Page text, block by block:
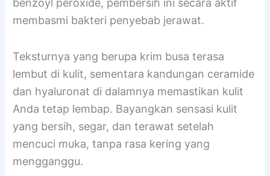
benzoyl peroxide, pembersih ini secara aktif
membasmi bakteri penyebab jerawat.
Teksturnya yang berupa krim busa terasa
lembut di kulit, sementara kandungan ceramide
dan hyaluronat di dalamnya memastikan kulit
Anda tetap lembap. Bayangkan sensasi kulit
yang bersih, segar, dan terawat setelah
mencuci muka, tanpa rasa kering yang
mengganggu.